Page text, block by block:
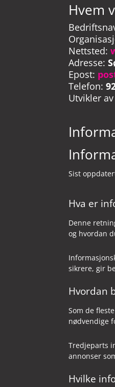
Hvem
Nettsted:
Adresse:
Epost:
Telefon:
Utvikler
Sist
Hva er
Denne
og hvordan
sikrere, gir
Hvordan
Som de
nødvendige
Tredjeparts
annonser
Hvilke